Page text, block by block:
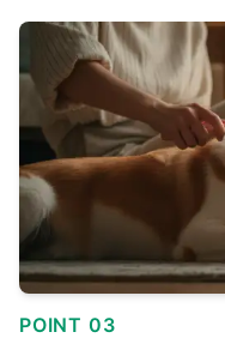
POINT 03